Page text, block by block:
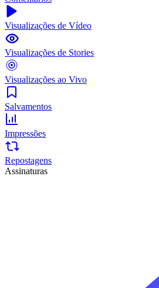
Visualizações de Vídeo
Visualizações de Stories
Visualizações ao Vivo
Salvamentos
Impressões
Repostagens
Assinaturas